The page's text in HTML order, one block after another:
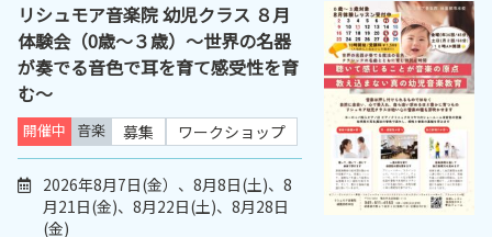
リシュモア音楽院 幼児クラス ８月
体験会（0歳～３歳）～世界の名器
が奏でる音色で耳を育て感受性を育
む～
開催中 音楽 募集 ワークショップ
2026年8月7日(金）、8月8日(土)、8
月21日(金)、8月22日(土)、8月28日
(金)